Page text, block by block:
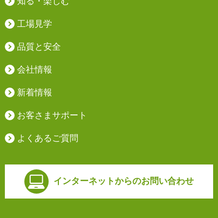
工場見学
品質と安全
会社情報
新着情報
お客さまサポート
よくあるご質問
インターネットからのお問い合わせ